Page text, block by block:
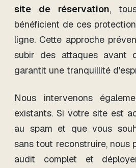
site de réservation,
bénéficient de ces
ligne. Cette approche
subir des attaques avant
garantit une tranquillité
Nous intervenons
existants. Si votre site est
au spam et que vous
sans tout reconstruire, nous
audit complet et